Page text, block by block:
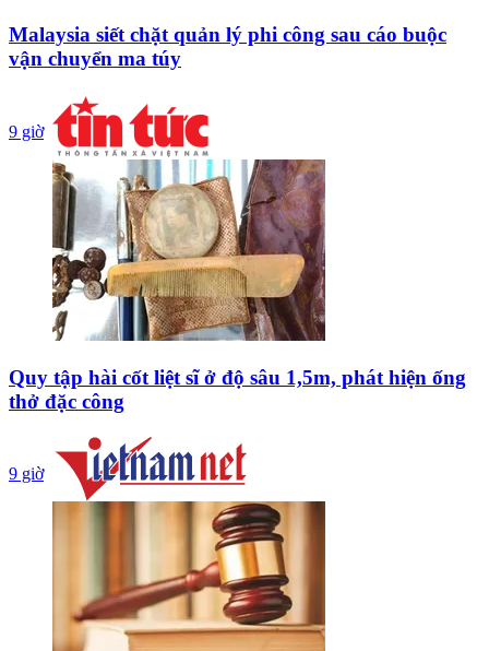
Malaysia siết chặt quản lý phi công sau cáo buộc
vận chuyển ma túy
9 giờ
Quy tập hài cốt liệt sĩ ở độ sâu 1,5m, phát hiện ống
thở đặc công
9 giờ